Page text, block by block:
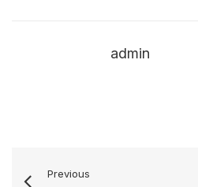
admin
Previous